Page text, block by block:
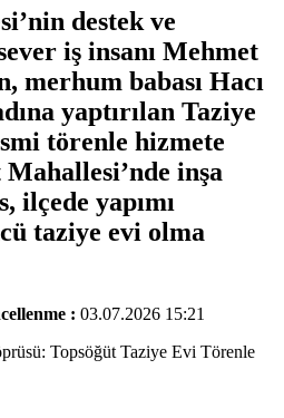
destek ve
iş insanı Mehmet
merhum babası Hacı
yaptırılan Taziye
törenle hizmete
inşa
ilçede yapımı
taziye evi olma
: 03.07.2026 15:21